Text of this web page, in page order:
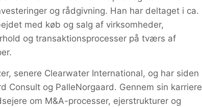
og rådgivning. Han har deltaget i ca.
med køb og salg af virksomheder,
og transaktionsprocesser på tværs af
senere Clearwater International, og har siden
Consult og PalleNorgaard. Gennem sin karriere
om M&A-processer, ejerstrukturer og